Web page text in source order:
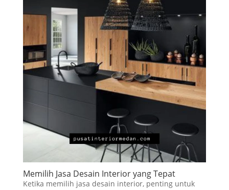
Memilih Jasa Desain Interior yang Tepat
Ketika memilih jasa desain interior, penting untuk